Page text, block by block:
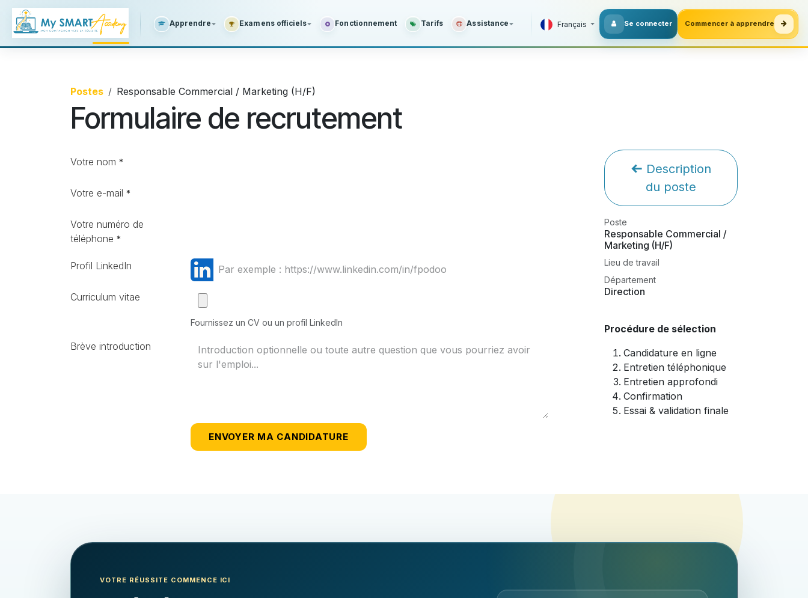
Apprendre Examens officiels Fonctionnement Tarifs Assistance Français Se connecter Commencer à apprendre
Postes Responsable Commercial / Marketing (H/F)
Formulaire de recrutement
Votre nom *
Votre e-mail *
Votre numéro de
téléphone *
Profil LinkedIn
Curriculum vitae
Fournissez un CV ou un profil LinkedIn
Brève introduction
ENVOYER MA CANDIDATURE
Description
du poste
Poste
Responsable Commercial /
Marketing (H/F)
Lieu de travail
Département
Direction
Procédure de sélection
Candidature en ligne
Entretien téléphonique
Entretien approfondi
Confirmation
Essai & validation finale
VOTRE RÉUSSITE COMMENCE ICI